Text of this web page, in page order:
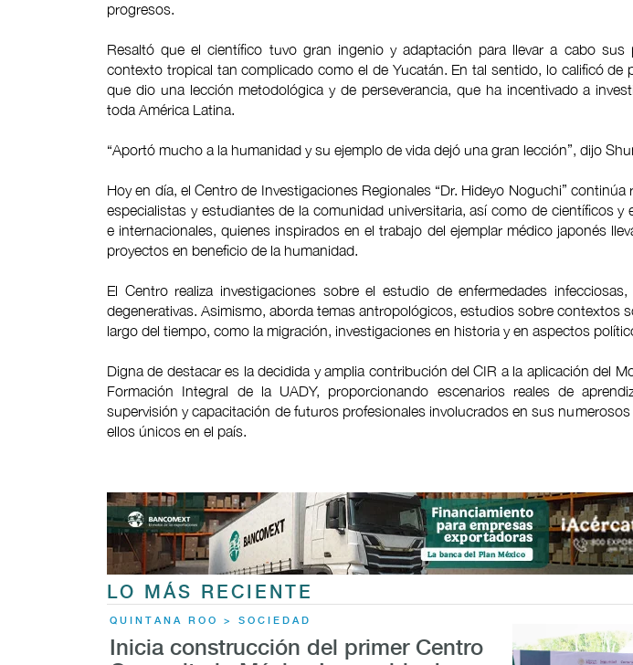
progresos.
Resaltó que el científico tuvo gran ingenio y adaptación para llevar a cabo sus
contexto tropical tan complicado como el de Yucatán. En tal sentido, lo calificó de
que dio una lección metodológica y de perseverancia, que ha incentivado a
toda América Latina.
“Aportó mucho a la humanidad y su ejemplo de vida dejó una gran lección”, dijo
Hoy en día, el Centro de Investigaciones Regionales “Dr. Hideyo Noguchi”
especialistas y estudiantes de la comunidad universitaria, así como de científicos y
e internacionales, quienes inspirados en el trabajo del ejemplar médico japonés
proyectos en beneficio de la humanidad.
El Centro realiza investigaciones sobre el estudio de enfermedades
degenerativas. Asimismo, aborda temas antropológicos, estudios sobre contextos
largo del tiempo, como la migración, investigaciones en historia y en aspectos
Digna de destacar es la decidida y amplia contribución del CIR a la aplicación del
Formación Integral de la UADY, proporcionando escenarios reales de
supervisión y capacitación de futuros profesionales involucrados en sus
ellos únicos en el país.
LO MÁS RECIENTE
QUINTANA ROO > SOCIEDAD
Inicia construcción del primer Centro